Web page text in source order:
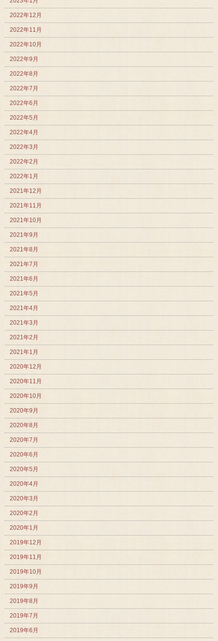
2022年12月
2022年11月
2022年10月
2022年9月
2022年8月
2022年7月
2022年6月
2022年5月
2022年4月
2022年3月
2022年2月
2022年1月
2021年12月
2021年11月
2021年10月
2021年9月
2021年8月
2021年7月
2021年6月
2021年5月
2021年4月
2021年3月
2021年2月
2021年1月
2020年12月
2020年11月
2020年10月
2020年9月
2020年8月
2020年7月
2020年6月
2020年5月
2020年4月
2020年3月
2020年2月
2020年1月
2019年12月
2019年11月
2019年10月
2019年9月
2019年8月
2019年7月
2019年6月